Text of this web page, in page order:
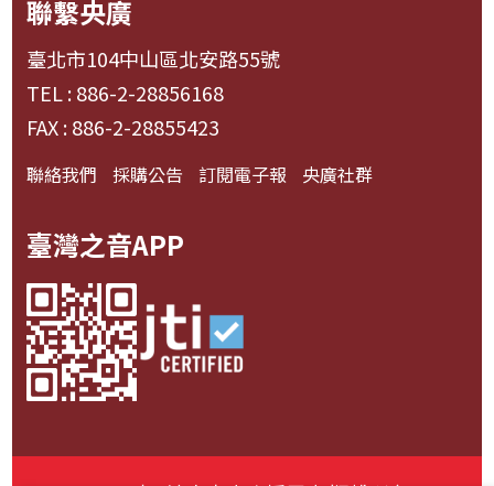
聯繫央廣
臺北市104中山區北安路55號
TEL : 886-2-28856168
FAX : 886-2-28855423
聯絡我們 採購公告 訂閱電子報 央廣社群
臺灣之音APP